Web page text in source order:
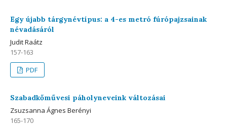
Egy újabb tárgynévtípus: a 4-es metró fúrópajzsainak
névadásáról
Judit Raátz
157-163
PDF
Szabadkőművesi páholyneveink változásai
Zsuzsanna Ágnes Berényi
165-170